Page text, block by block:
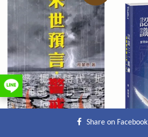
Share on Facebook